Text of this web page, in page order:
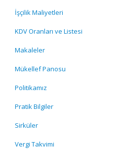
İşçilik Maliyetleri
KDV Oranları ve Listesi
Makaleler
Mükellef Panosu
Politikamız
Pratik Bilgiler
Sirküler
Vergi Takvimi